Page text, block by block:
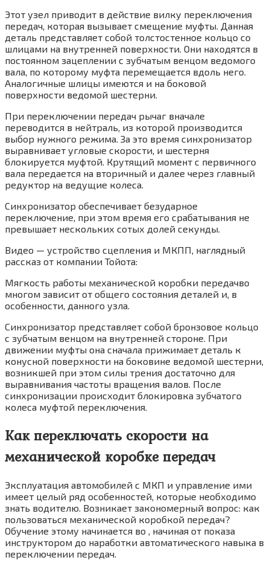
Этот узел приводит в действие вилку переключения
передач, которая вызывает смещение муфты. Данная
деталь представляет собой толстостенное кольцо со
шлицами на внутренней поверхности. Они находятся в
постоянном зацеплении с зубчатым венцом ведомого
вала, по которому муфта перемещается вдоль него.
Аналогичные шлицы имеются и на боковой
поверхности ведомой шестерни.
При переключении передач рычаг вначале
переводится в нейтраль, из которой производится
выбор нужного режима. За это время синхронизатор
выравнивает угловые скорости, и шестерня
блокируется муфтой. Крутящий момент с первичного
вала передается на вторичный и далее через главный
редуктор на ведущие колеса.
Синхронизатор обеспечивает безударное
переключение, при этом время его срабатывания не
превышает нескольких сотых долей секунды.
Видео — устройство сцепления и МКПП, наглядный
рассказ от компании Тойота:
Мягкость работы механической коробки передачво
многом зависит от общего состояния деталей и, в
особенности, данного узла.
Синхронизатор представляет собой бронзовое кольцо
с зубчатым венцом на внутренней стороне. При
движении муфты она сначала прижимает деталь к
конусной поверхности на боковине ведомой шестерни,
возникшей при этом силы трения достаточно для
выравнивания частоты вращения валов. После
синхронизации происходит блокировка зубчатого
колеса муфтой переключения.
Как переключать скорости на
механической коробке передач
Эксплуатация автомобилей с МКП и управление ими
имеет целый ряд особенностей, которые необходимо
знать водителю. Возникает закономерный вопрос: как
пользоваться механической коробкой передач?
Обучение этому начинается во , начиная от показа
инструктором до наработки автоматического навыка в
переключении передач.